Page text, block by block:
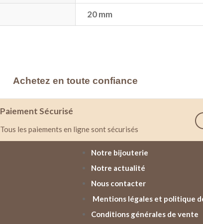
20 mm
Achetez en toute confiance
Paiement Sécurisé
Tous les paiements en ligne sont sécurisés
Notre bijouterie
Notre actualité
Nous contacter
Mentions légales et politique
Conditions générales de vente